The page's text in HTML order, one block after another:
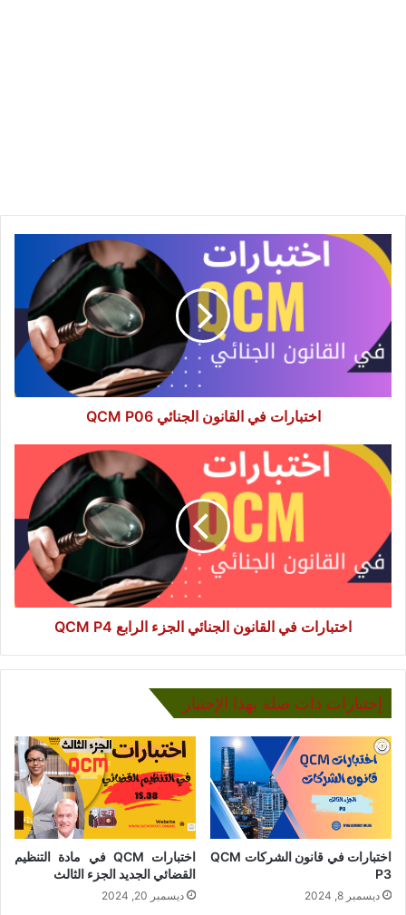
اختبارات
في
القانون
QCM
P06
اختبارات في القانون الجنائي QCM P06
اختبارات
في
القانون
الجزء
الرابع
QCM
P4
اختبارات في القانون الجنائي الجزء الرابع QCM P4
إختبارات ذات صلة بهذا الإختبار
اختبارات في قانون الشركات QCM
P3
ديسمبر 8, 2024
اختبارات QCM في مادة التنظيم
القضائي الجديد الجزء الثالث
ديسمبر 20, 2024